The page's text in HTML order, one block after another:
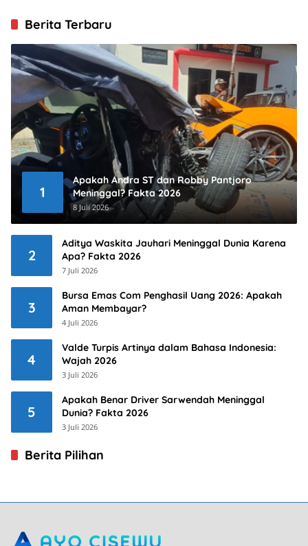
Berita Terbaru
1
Apakah Andra ST dan Robby Pantjoro
Meninggal? Fakta 2026
8 Juli 2026
2
Aditya Waskita Jauhari Meninggal Dunia Karena
Apa? Fakta 2026
7 Juli 2026
3
Bursa Emas Com Penghasil Uang 2026: Apakah
Aman Membayar?
4 Juli 2026
4
Valde Turpis Artinya dalam Bahasa Indonesia:
Wajah 2026
3 Juli 2026
5
Apakah Benar Driver Sarwendah Meninggal
Dunia? Fakta 2026
3 Juli 2026
Berita Pilihan